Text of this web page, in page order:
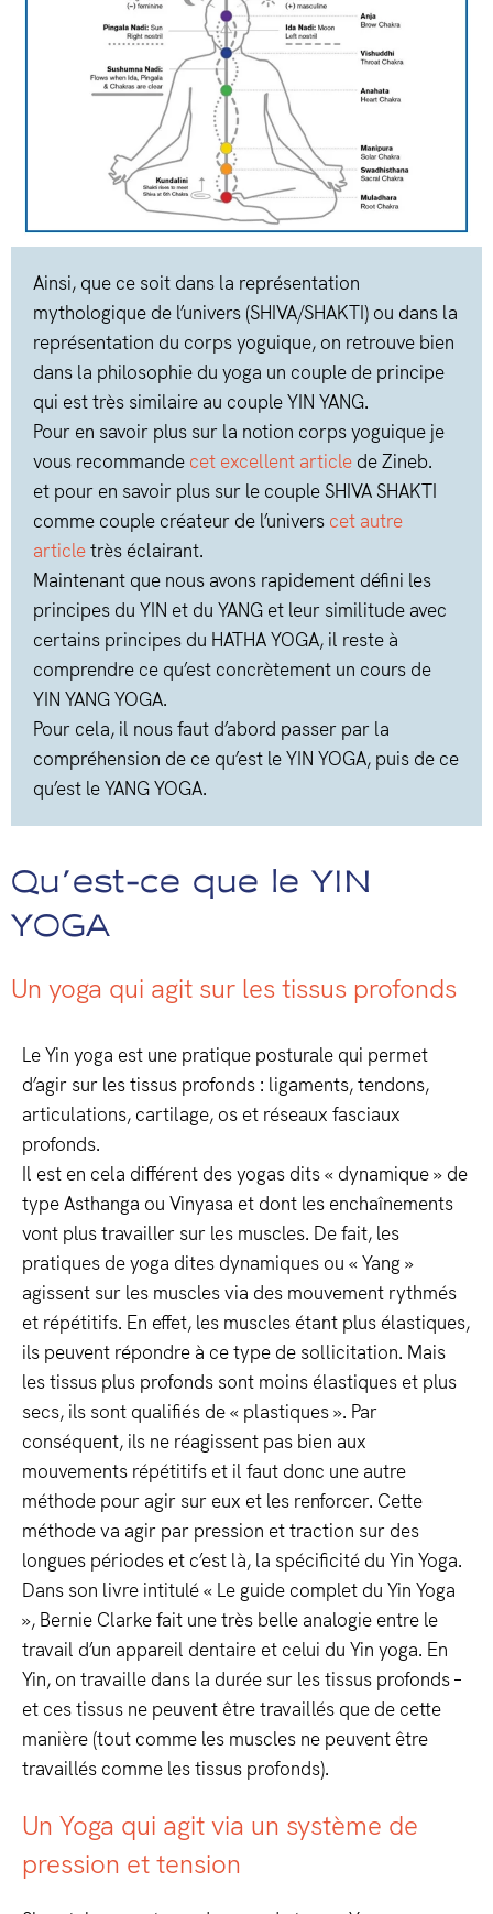
Ainsi, que ce soit dans la représentation
mythologique de l’univers (SHIVA/SHAKTI) ou dans la
représentation du corps yoguique, on retrouve bien
dans la philosophie du yoga un couple de principe
qui est très similaire au couple YIN YANG.
Pour en savoir plus sur la notion corps yoguique je
vous recommande cet excellent article de Zineb.
et pour en savoir plus sur le couple SHIVA SHAKTI
comme couple créateur de l’univers cet autre
articletrès éclairant.
Maintenant que nous avons rapidement défini les
principes du YIN et du YANG et leur similitude avec
certains principes du HATHA YOGA, il reste à
comprendre ce qu’est concrètement un cours de
YIN YANG YOGA.
Pour cela, il nous faut d’abord passer par la
compréhension de ce qu’est le YIN YOGA, puis de ce
qu’est le YANG YOGA.
Qu’est-ce que le YIN
YOGA
Un yoga qui agit sur les tissus profonds
Le Yin yoga est une pratique posturale qui permet
d’agir sur les tissus profonds : ligaments, tendons,
articulations, cartilage, os et réseaux fasciaux
profonds.
Il est en cela différent des yogas dits « dynamique » de
type Asthanga ou Vinyasa et dont les enchaînements
vont plus travailler sur les muscles. De fait, les
pratiques de yoga dites dynamiques ou « Yang »
agissent sur les muscles via des mouvement rythmés
et répétitifs. En effet, les muscles étant plus élastiques,
ils peuvent répondre à ce type de sollicitation. Mais
les tissus plus profonds sont moins élastiques et plus
secs, ils sont qualifiés de « plastiques ». Par
conséquent, ils ne réagissent pas bien aux
mouvements répétitifs et il faut donc une autre
méthode pour agir sur eux et les renforcer. Cette
méthode va agir par pression et traction sur des
longues périodes et c’est là, la spécificité du Yin Yoga.
Dans son livre intitulé « Le guide complet du Yin Yoga
», Bernie Clarke fait une très belle analogie entre le
travail d’un appareil dentaire et celui du Yin yoga. En
Yin, on travaille dans la durée sur les tissus profonds –
et ces tissus ne peuvent être travaillés que de cette
manière (tout comme les muscles ne peuvent être
travaillés comme les tissus profonds).
Un Yoga qui agit via un système de
pression et tension